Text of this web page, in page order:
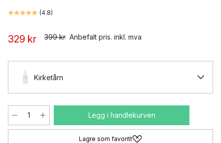
(4.8)
329 kr 399 kr Anbefalt pris. inkl. mva
Kirketårn
Legg i handlekurven
Lagre som favoritt